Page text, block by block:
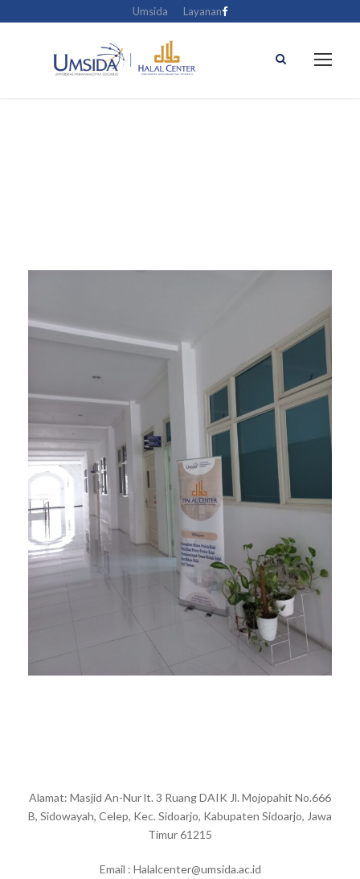
Umsida Layanan
Alamat: Masjid An-Nur lt. 3 Ruang DAIK Jl. Mojopahit No.666
B, Sidowayah, Celep, Kec. Sidoarjo, Kabupaten Sidoarjo, Jawa
Timur 61215
Email : Halalcenter@umsida.ac.id